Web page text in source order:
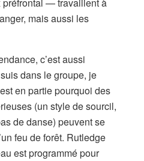
préfrontal — travaillent à
mais aussi les
c’est aussi
dans le groupe, je
en partie pourquoi des
(un style de sourcil,
de danse) peuvent se
feu de forêt. Rutledge
est programmé pour